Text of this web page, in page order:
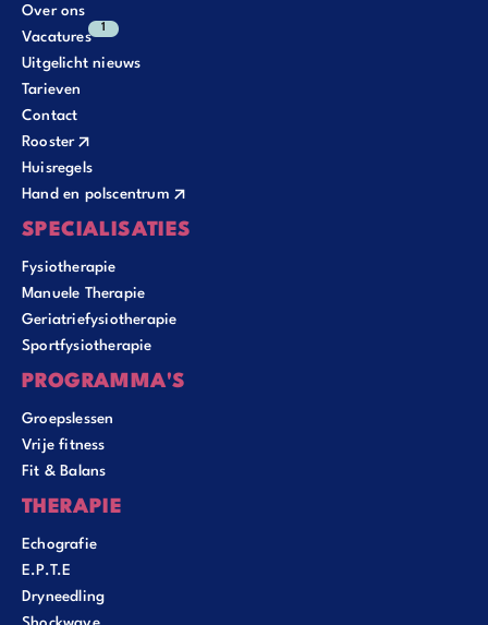
Over ons
Vacatures
1
Uitgelicht nieuws
Tarieven
Contact
Rooster
Huisregels
Hand en polscentrum
SPECIALISATIES
Fysiotherapie
Manuele Therapie
Geriatriefysiotherapie
Sportfysiotherapie
PROGRAMMA'S
Groepslessen
Vrije fitness
Fit & Balans
THERAPIE
Echografie
E.P.T.E
Dryneedling